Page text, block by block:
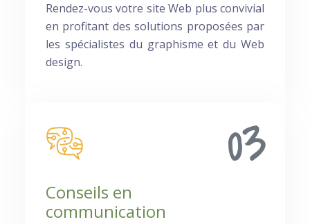
Rendez-vous votre site Web plus convivial
en profitant des solutions proposées par
les spécialistes du graphisme et du Web
design.
03
Conseils en
communication